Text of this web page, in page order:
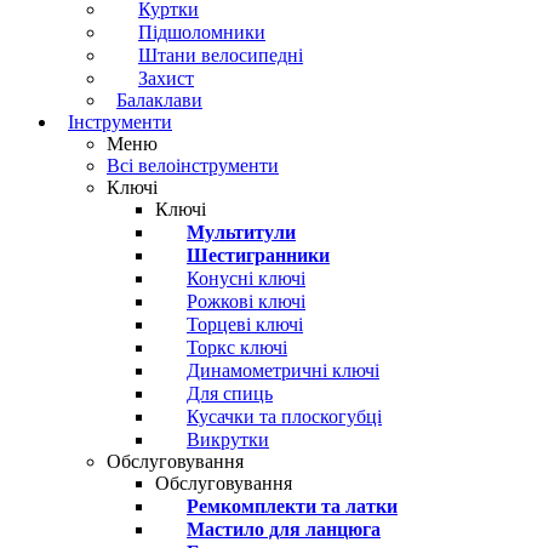
Куртки
Підшоломники
Штани велосипедні
Захист
Балаклави
Інструменти
Меню
Всі велоінструменти
Ключі
Ключі
Мультитули
Шестигранники
Конусні ключі
Рожкові ключі
Торцеві ключі
Торкс ключі
Динамометричні ключі
Для спиць
Кусачки та плоскогубці
Викрутки
Обслуговування
Обслуговування
Ремкомплекти та латки
Мастило для ланцюга